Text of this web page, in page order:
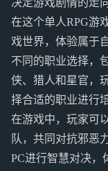
决定游戏剧情的走
在这个单人RPG游
戏世界，体验属于
不同的职业选择，
侠、猎人和星官，
择合适的职业进行
在游戏中，玩家可
队，共同对抗邪恶
PC进行智慧对决，